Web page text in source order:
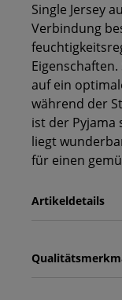
Single Jersey
Verbindung
auf ein
während der
ist der Pyjama
liegt
für einen
Artikeldetails